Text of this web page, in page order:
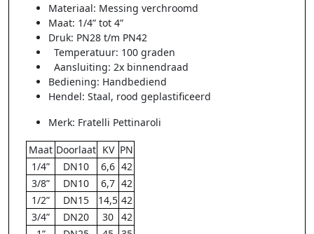
Materiaal: Messing verchroomd
Maat: 1/4” tot 4”
Druk: PN28 t/m PN42
Temperatuur: 100 graden
Aansluiting: 2x binnendraad
Bediening: Handbediend
Hendel: Staal, rood geplastificeerd
Merk: Fratelli Pettinaroli
Maat Doorlaat KV PN
1/4”
DN10 6,6 42
3/8”
DN10 6,7 42
1/2”
DN15 14,5 42
3/4”
DN20 30 42